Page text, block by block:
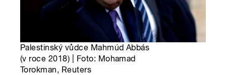
Palestinský vůdce Mahmúd Abbás
(v roce 2018) | Foto: Mohamad
Torokman, Reuters